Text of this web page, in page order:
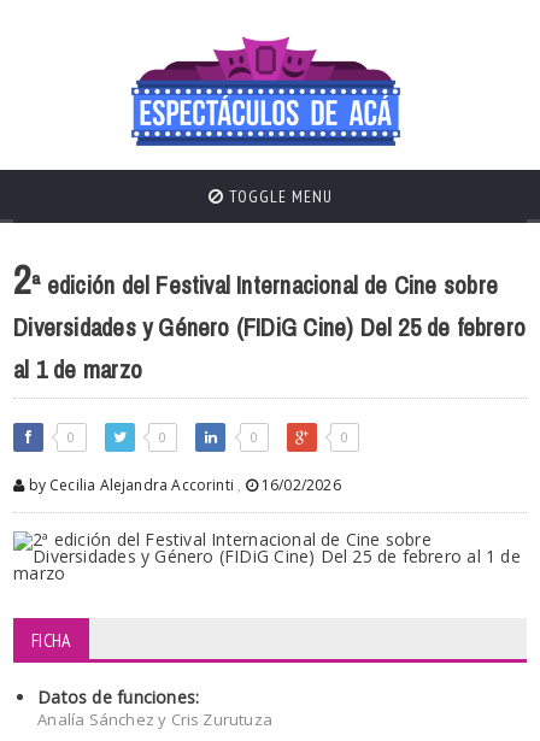
TOGGLE MENU
2ª edición del Festival Internacional de Cine sobre
Diversidades y Género (FIDiG Cine) Del 25 de febrero
al 1 de marzo
0 0 0 0
by Cecilia Alejandra Accorinti , 16/02/2026
FICHA
Datos de funciones:
Analía Sánchez y Cris Zurutuza